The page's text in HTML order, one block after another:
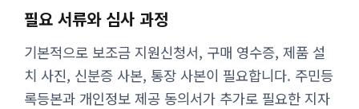
필요 서류와 심사 과정
기본적으로 보조금 지원신청서, 구매 영수증, 제품 설
치 사진, 신분증 사본, 통장 사본이 필요합니다. 주민등
록등본과 개인정보 제공 동의서가 추가로 필요한 지자